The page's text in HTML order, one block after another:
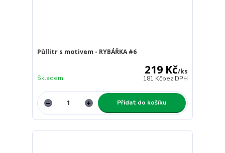
Půllitr s motivem - RYBÁŘKA #6
219 Kč/ks
181 Kčbez DPH
Skladem
Přidat do košíku